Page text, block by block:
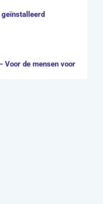
Voor de mensen voor
tabblad)